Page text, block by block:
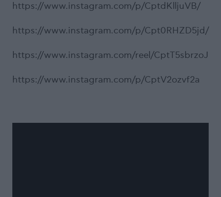
https://www.instagram.com/p/CptdKlljuVB/
https://www.instagram.com/p/Cpt0RHZD5jd/
https://www.instagram.com/reel/CptT5sbrzoJ
https://www.instagram.com/p/CptV2ozvf2a